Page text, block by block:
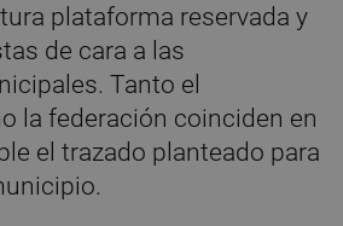
plataforma reservada y
de cara a las
Tanto el
la federación coinciden en
el trazado planteado para